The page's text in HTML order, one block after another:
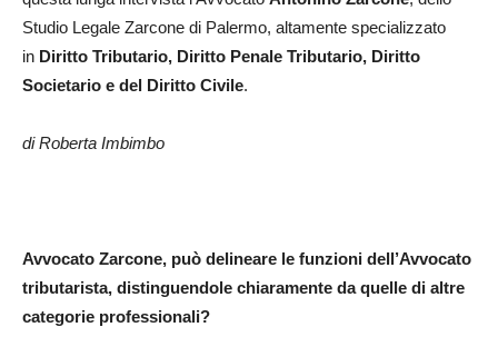
Studio Legale Zarcone di Palermo, altamente specializzato
in Diritto Tributario, Diritto Penale Tributario, Diritto
Societario e del Diritto Civile.
di Roberta Imbimbo
Avvocato Zarcone, può delineare le funzioni dell’Avvocato
tributarista, distinguendole chiaramente da quelle di altre
categorie professionali?